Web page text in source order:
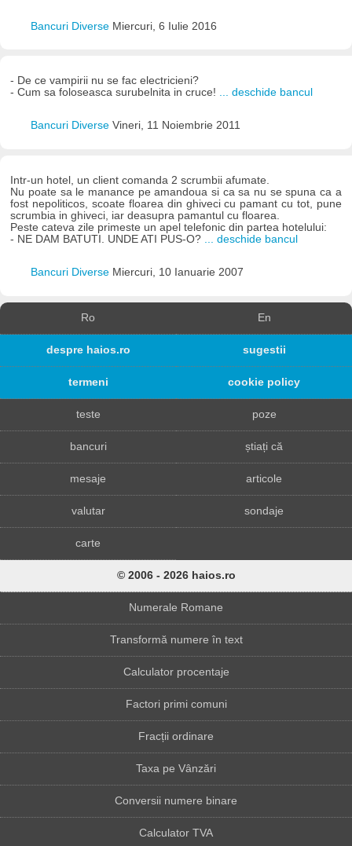
Bancuri Diverse Miercuri, 6 Iulie 2016
- De ce vampirii nu se fac electricieni?
- Cum sa foloseasca surubelnita in cruce! ... deschide bancul
Bancuri Diverse Vineri, 11 Noiembrie 2011
Intr-un hotel, un client comanda 2 scrumbii afumate.
Nu poate sa le manance pe amandoua si ca sa nu se spuna ca a
fost nepoliticos, scoate floarea din ghiveci cu pamant cu tot, pune
scrumbia in ghiveci, iar deasupra pamantul cu floarea.
Peste cateva zile primeste un apel telefonic din partea hotelului:
- NE DAM BATUTI. UNDE ATI PUS-O?
... deschide bancul
Bancuri Diverse Miercuri, 10 Ianuarie 2007
Ro En
despre haios.ro sugestii
termeni cookie policy
teste poze
bancuri știați că
mesaje articole
valutar sondaje
carte
© 2006 - 2026 haios.ro
Numerale Romane
Transformă numere în text
Calculator procentaje
Factori primi comuni
Fracții ordinare
Taxa pe Vânzări
Conversii numere binare
Calculator TVA